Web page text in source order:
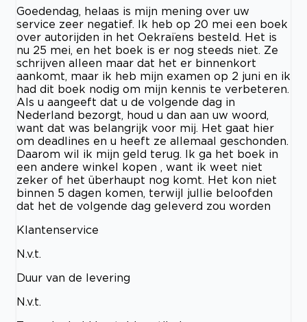
Goedendag, helaas is mijn mening over uw
service zeer negatief. Ik heb op 20 mei een boek
over autorijden in het Oekraïens besteld. Het is
nu 25 mei, en het boek is er nog steeds niet. Ze
schrijven alleen maar dat het er binnenkort
aankomt, maar ik heb mijn examen op 2 juni en ik
had dit boek nodig om mijn kennis te verbeteren.
Als u aangeeft dat u de volgende dag in
Nederland bezorgt, houd u dan aan uw woord,
want dat was belangrijk voor mij. Het gaat hier
om deadlines en u heeft ze allemaal geschonden.
Daarom wil ik mijn geld terug. Ik ga het boek in
een andere winkel kopen , want ik weet niet
zeker of het überhaupt nog komt. Het kon niet
binnen 5 dagen komen, terwijl jullie beloofden
dat het de volgende dag geleverd zou worden
Klantenservice
N.v.t.
Duur van de levering
N.v.t.